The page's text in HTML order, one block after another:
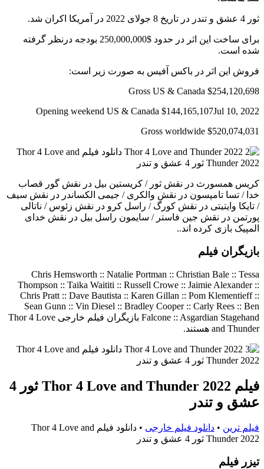
ثور 4 عشق و تندر در تاریخ 8 جولای 2022 در آمریکا اکران شد.
برای ساخت این اثر در حدود $250,000,000 بودجه درنظر گرفته
شده است.
فروش این اثر در باکس آفیس به صورت زیر است:
Gross US & Canada $254,120,698
Opening weekend US & Canada $144,165,107Jul 10, 2022
Gross worldwide $520,074,031
کریس همسورث در نقش ثور / کریستین بیل در نقش گور قصاب
خدا / تسا تامپسون در نقش والکری / جیمی الکساندر در نقش سیف
/ تایکا وایتیتی در نقش کورگ / راسل کرو در نقش زئوس / ناتالی
پورتمن در نقش جین فاستر / سایمون راسل بیل در نقش خدای
المپیک بازی کرده اند..
بازیگران فیلم
Chris Hemsworth :: Natalie Portman :: Christian Bale :: Tessa
Thompson :: Taika Waititi :: Russell Crowe :: Jaimie Alexander ::
Chris Pratt :: Dave Bautista :: Karen Gillan :: Pom Klementieff ::
Sean Gunn :: Vin Diesel :: Bradley Cooper :: Carly Rees :: Ben
Falcone :: Asgardian Stagehand بازیگران فیلم خارجی Thor 4 Love
and Thunder هستند.
فیلم Thor 4 Love and Thunder 2022 ثور 4
عشق و تندر
فیلم ترین • دانلود فیلم خارجی •
دانلود فیلم Thor 4 Love and
Thunder 2022 ثور 4 عشق و تندر
تيزر فيلم